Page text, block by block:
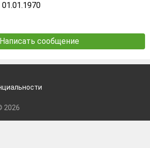
01.01.1970
Написать сообщение
2026